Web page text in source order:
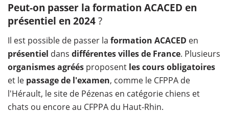
Peut-on passer la formation ACACED en
présentiel en 2024?
Il est possible de passer la formation ACACED en
présentiel dans différentes villes de France. Plusieurs
organismes agréés proposent les cours obligatoires
et le passage de l'examen, comme le CFPPA de
l'Hérault, le site de Pézenas en catégorie chiens et
chats ou encore au CFPPA du Haut-Rhin.